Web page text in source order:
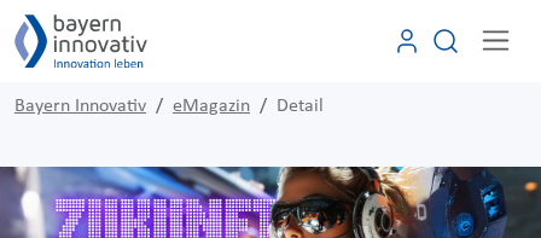
Bayern Innovativ eMagazin Detail